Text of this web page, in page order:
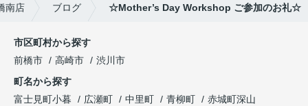
南店 ブログ ☆Mother’s Day Workshop ご参加のお礼☆
市区町村から探す
前橋市
高崎市
渋川市
町名から探す
富士見町小暮
広瀬町 中里町 青柳町
赤城町深山